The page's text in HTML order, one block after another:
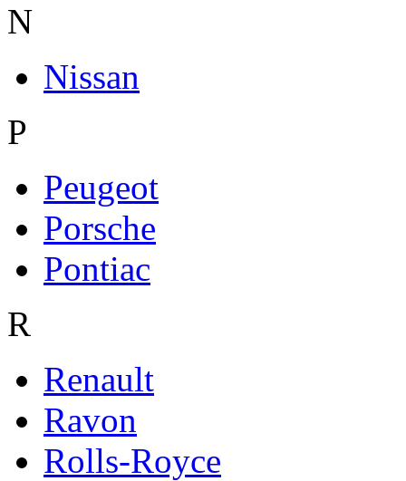
N
Nissan
P
Peugeot
Porsche
Pontiac
R
Renault
Ravon
Rolls-Royce